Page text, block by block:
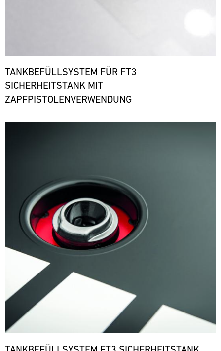
TANKBEFÜLLSYSTEM FÜR FT3
SICHERHEITSTANK MIT
ZAPFPISTOLENVERWENDUNG